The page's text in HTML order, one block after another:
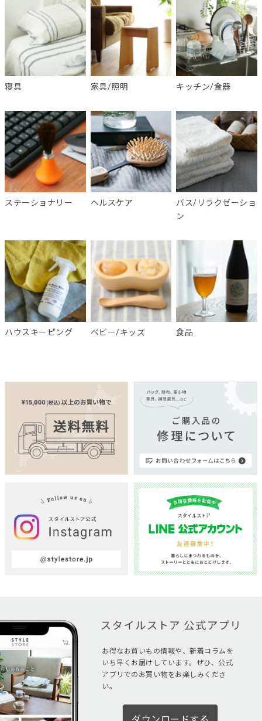
寝具 家具/照明 キッチン/食器
ステーショナリー ヘルスケア
バス/リラクゼーショ
ン
ハウスキーピング ベビー/キッズ 食品
お得なお買いもの情報や、新着コラムを
いち早くお届けしています。ぜひ、公式
アプリでのお買い物をお楽しみくださ
い。